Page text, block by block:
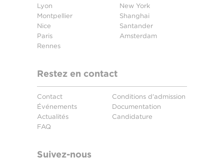
Lyon
Montpellier
Nice
Paris
Rennes
New York
Shanghai
Santander
Amsterdam
Restez en contact
Contact
Événements
Actualités
FAQ
Conditions d'admission
Documentation
Candidature
Suivez-nous